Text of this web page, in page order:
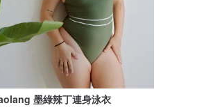
墨綠辣丁連身泳衣